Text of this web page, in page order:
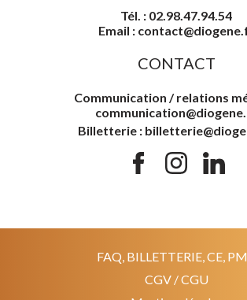
Tél. : 02.98.47.94.54
Email :
CONTACT
Communication / relations
Billetterie :
FAQ, BILLETTERIE, CE,
CGV / CGU